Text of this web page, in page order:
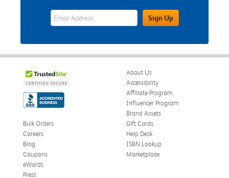
eWards Sign Up Email Address FieldSign Up
About Us
Accessibility
Affiliate Program
Influencer Program
Brand Assets
Bulk Orders
Careers
Blog
Coupons
eWards
Gift Cards
Help Desk
ISBN Lookup
Marketplace
Press